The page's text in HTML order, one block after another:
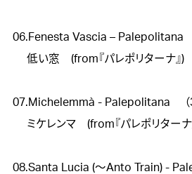
06.Fenesta Vascia – Palepolitana	　（2.02）
低い窓　(from『パレポリターナ』)
07.Michelemmà - Palepolitana     （
ミケレンマ　(from『パレポリターナ
08.Santa Lucia (〜Anto Train) -